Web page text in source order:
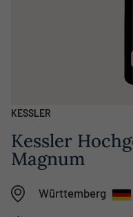
KESSLER
Kessler
Magnum
Württemberg